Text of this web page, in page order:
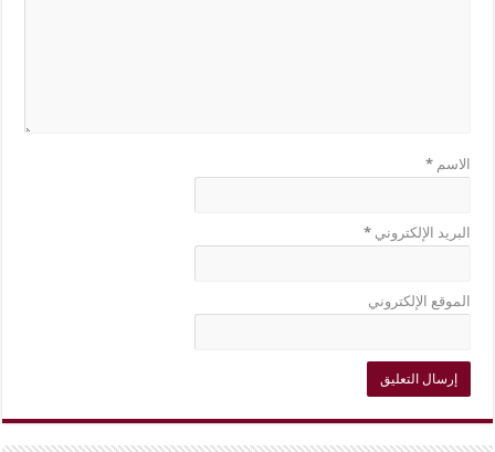
الاسم*
البريد الإلكتروني*
الموقع الإلكتروني